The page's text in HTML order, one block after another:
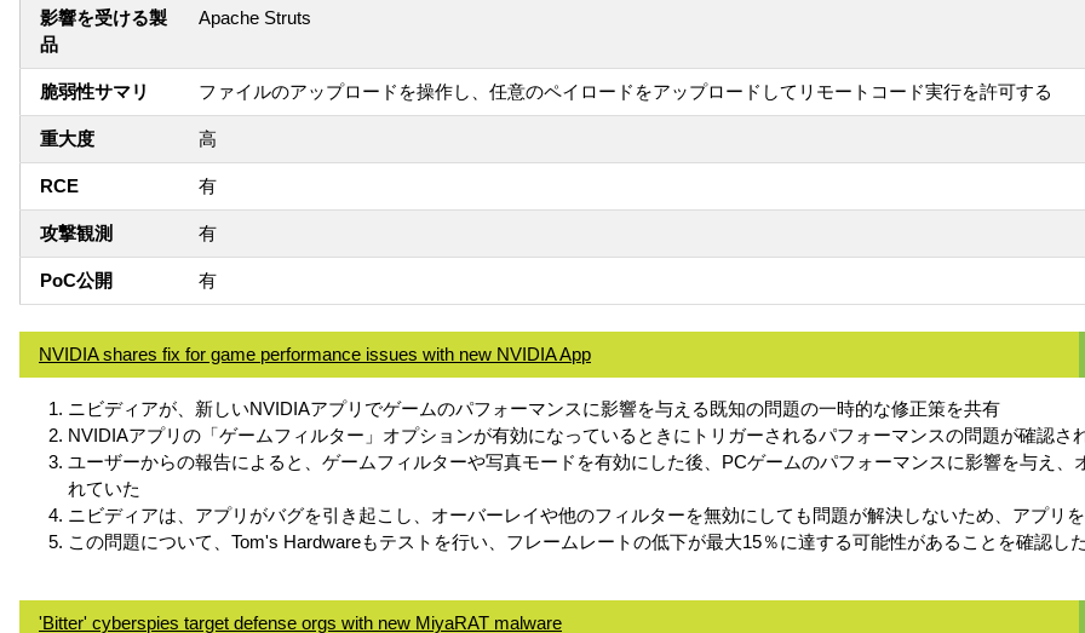
影響を受ける製
品
Apache Struts
脆弱性サマリ ファイルのアップロードを操作し、任意のペイロードをアップロードしてリモートコード実行を許可する
重大度 高
RCE 有
攻撃観測 有
PoC公開 有
NVIDIA shares fix for game performance issues with new NVIDIA App
ニビディアが、新しいNVIDIAアプリでゲームのパフォーマンスに影響を与える既知の問題の一時的な修正策を共有
NVIDIAアプリの「ゲームフィルター」オプションが有効になっているときにトリガーされるパフォーマンスの問題が確認
ユーザーからの報告によると、ゲームフィルターや写真モードを有効にした後、PCゲームのパフォーマンスに影響を与え
れていた
ニビディアは、アプリがバグを引き起こし、オーバーレイや他のフィルターを無効にしても問題が解決しないため、アプリ
この問題について、Tom's Hardwareもテストを行い、フレームレートの低下が最大15％に達する可能性があることを確認した
'Bitter' cyberspies target defense orgs with new MiyaRAT malware